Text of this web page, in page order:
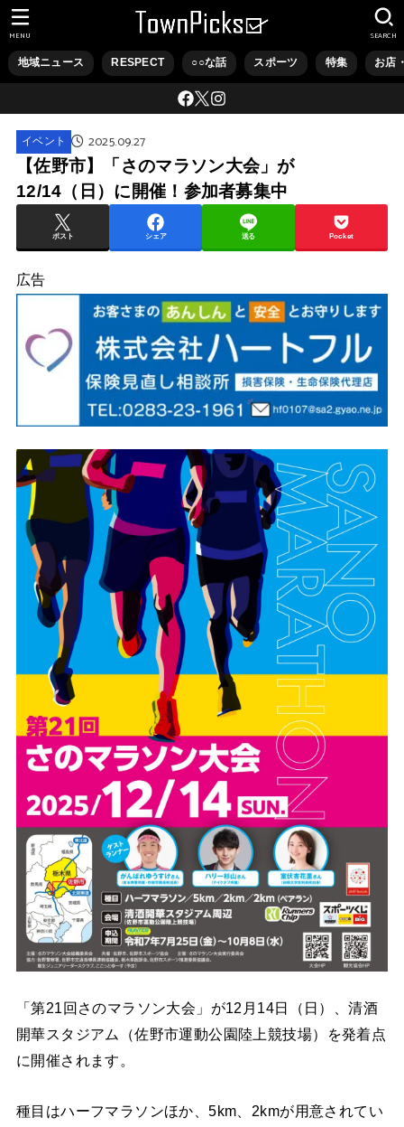
地域ニュース RESPECT ○○な話 スポーツ 特集 お店
SEARCH
MENU
イベント 2025.09.27
【佐野市】「さのマラソン大会」が
12/14（日）に開催！参加者募集中
ポスト シェア 送る Pocket
広告
「第21回さのマラソン大会」が12月14日（日）、清酒
開華スタジアム（佐野市運動公園陸上競技場）を発着点
に開催されます。
種目はハーフマラソンほか、5km、2kmが用意されてい